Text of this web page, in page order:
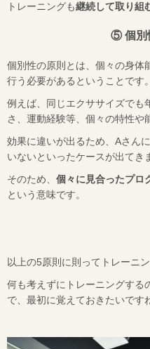
トレーニングも継続して取り組
⑤ 個別
個別性の原則とは、個々の身体
行う必要があるということです。
例えば、同じエクササイズでも
さ、運動経験等、個々の特性や
効果に違いが出るため、 Aさん
いないといったケースが出てき
そのため、 個々に見合ったプロ
という意味です。
以上の5原則に則ってトレーニ
何も考えずにトレーニングする
で、最初に覚えておきたいです